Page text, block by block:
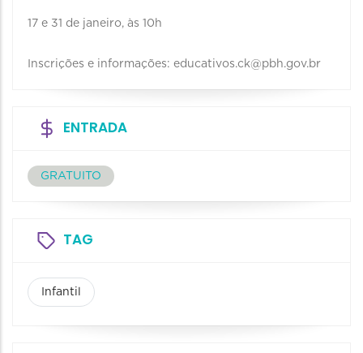
17 e 31 de janeiro, às 10h
Inscrições e informações: educativos.ck@pbh.gov.br
ENTRADA
GRATUITO
TAG
Infantil